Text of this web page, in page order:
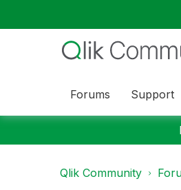
Forums Support
Qlik Community